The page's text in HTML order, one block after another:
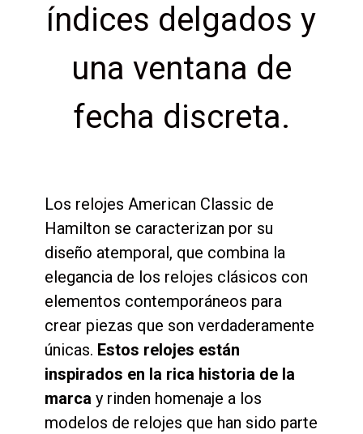
índices delgados y
una ventana de
fecha discreta.
Los relojes American Classic de
Hamilton se caracterizan por su
diseño atemporal, que combina la
elegancia de los relojes clásicos con
elementos contemporáneos para
crear piezas que son verdaderamente
únicas. Estos relojes están
inspirados en la rica historia de la
marca y rinden homenaje a los
modelos de relojes que han sido parte